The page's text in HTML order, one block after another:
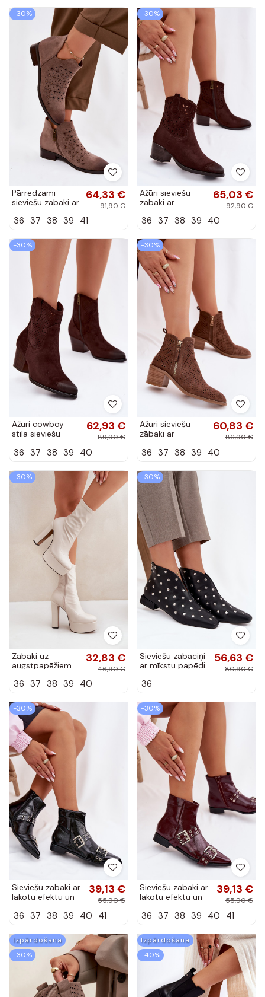
krāsā Nevishiia
4078
-30%
Pārredzami
sieviešu zābaki ar
papēžiem
smilšu krāsā
64,33 €
91,90 €
36 37 38 39 41
-30%
Ažūri sieviešu
zābaki ar
Vinceza 58452
65,03 €
92,90 €
36 37 38 39 40
-30%
Ažūri cowboy
stila sieviešu
papēžiem
šokolādes krāsā
62,93 €
89,90 €
36 37 38 39 40
-30%
Ažūri sieviešu
zābaki ar
Vinceza 58621
60,83 €
86,90 €
36 37 38 39 40
-30%
Zābaki uz
augstpapēžiem
platformu ziloņu
Tennira
32,83 €
46,90 €
36 37 38 39 40
-30%
Sieviešu zābaciņi
ar mīkstu papēdi
rotājumiem
Rosalind
56,63 €
80,90 €
36
-30%
Sieviešu zābaki ar
lakotu efektu un
melnā krāsā
39,13 €
55,90 €
36 37 38 39 40 41
-30%
Sieviešu zābaki ar
lakotu efektu un
bordo krāsā
39,13 €
55,90 €
36 37 38 39 40 41
Izpārdošana
-30%
Izpārdošana
-40%